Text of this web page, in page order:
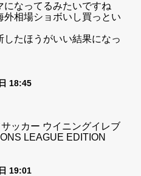
になってるみたいですね
外相場ショボいし買っとい
たほうがいい結果になっ
18:45
ッカー ウイニングイレブ
LEAGUE EDITION
19:01